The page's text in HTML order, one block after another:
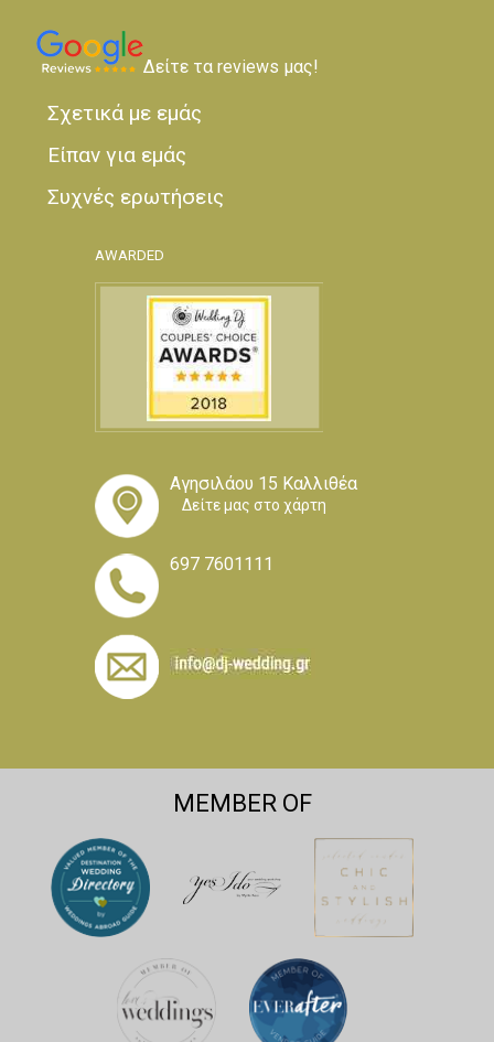
Δείτε τα reviews μας!
Σχετικά με εμάς
Είπαν για εμάς
Συχνές ερωτήσεις
AWARDED
Αγησιλάου 15 Καλλιθέα
Δείτε μας στο χάρτη
697 7601111
MEMBER OF